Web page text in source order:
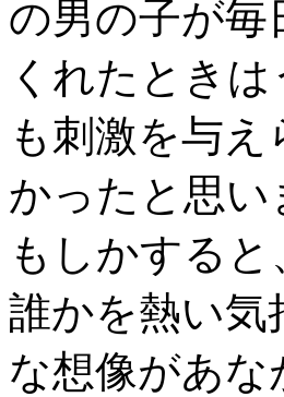
の男の子が毎
くれたとき
も刺激を与
かったと思い
もしかする
誰かを熱い
な想像があ